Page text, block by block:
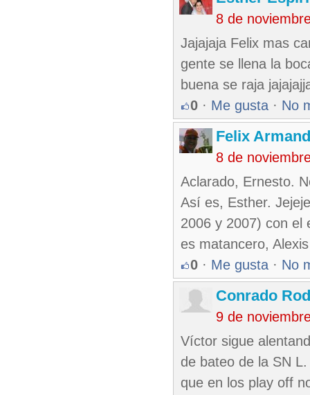
8 de
Jajajaja Felix mas
gente se llena la
buena se raja
0 · Me gusta · No
Felix
8 de
Aclarado, Ernesto.
Así es, Esther.
2006 y 2007) con el
es matancero,
0 · Me gusta · No
Conrado
9 de
Víctor sigue
de bateo de la SN
que en los play off